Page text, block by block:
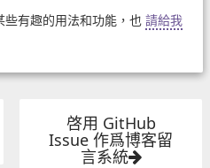
些有趣的用法和功能，也 請給我
啓用 GitHub
Issue 作爲博客留
言系統